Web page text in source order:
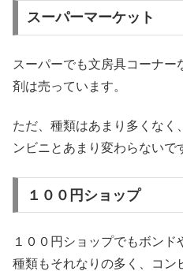
スーパーマーケット
スーパーでも文房具コーナ
剤は売っています。
ただ、種類はあまり多くなく
ンビニとあまり変わらないで
１００円ショップ
１００円ショップでもボンド
種類もそれなりの多く、コン